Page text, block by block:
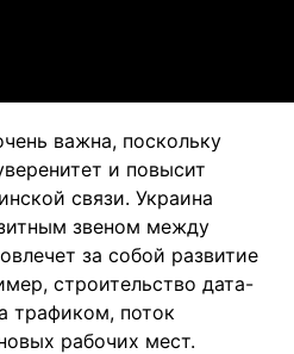
важна, поскольку
и повысит
связи. Украина
звеном между
за собой развитие
строительство дата-
трафиком, поток
рабочих мест.